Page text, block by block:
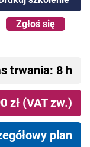
Zgłoś się
trwania: 8 h
zł (VAT zw.)
plan